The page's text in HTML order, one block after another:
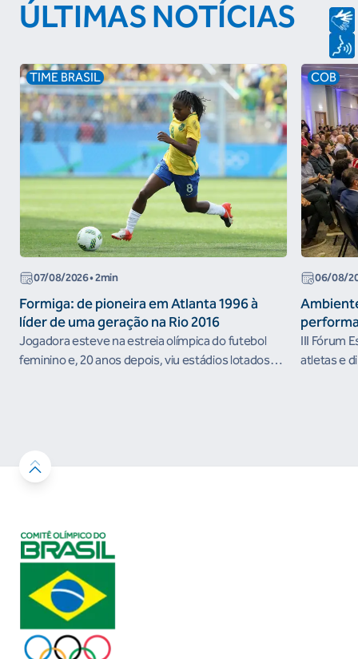
ÚLTIMAS NOTÍCIAS
TIME BRASIL
07/08/2026• 2min
Formiga: de pioneira em Atlanta 1996 à
líder de uma geração na Rio 2016
Jogadora esteve na estreia olímpica do futebol
feminino e, 20 anos depois, viu estádios lotados
COB
06/08/
III Fórum
atletas e